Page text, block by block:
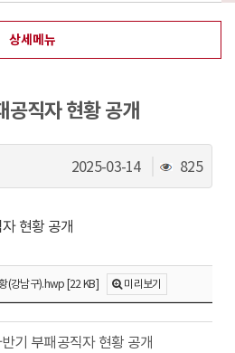
상세메뉴
직자 현황 공개
2025-03-14
조
회
825
현황 공개
(강남구).hwp [22 KB] 미리보기
기 부패공직자 현황 공개